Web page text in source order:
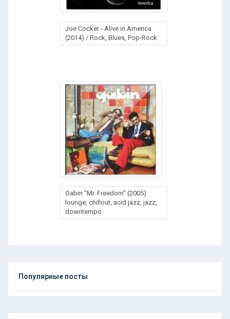
Joe Cocker - Alive in America
(2014) / Rock, Blues, Pop-Rock
Gabin "Mr. Freedom" (2005)
lounge, chillout, acid jazz, jazz,
downtempo
Популярные посты